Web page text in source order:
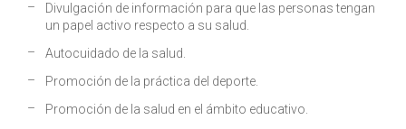
Divulgación de información para que las personas tengan
un papel activo respecto a su salud.
Autocuidado de la salud.
Promoción de la práctica del deporte.
Promoción de la salud en el ámbito educativo.